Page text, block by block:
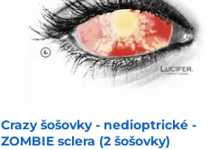
Crazy šošovky - nedioptrické -
ZOMBIE sclera (2 šošovky)